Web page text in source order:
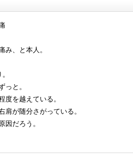
み、と本人。
っと。
度を越えている。
肩が随分さがっている。
因だろう。